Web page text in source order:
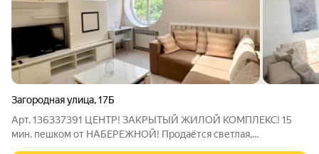
Загородная улица,17Б
Арт. 136337391 ЦЕНТР! ЗАКРЫТЫЙ ЖИЛОЙ КОМПЛЕКС! 15
мин. пешком от НАБЕРЕЖНОЙ! Продаётся светлая,